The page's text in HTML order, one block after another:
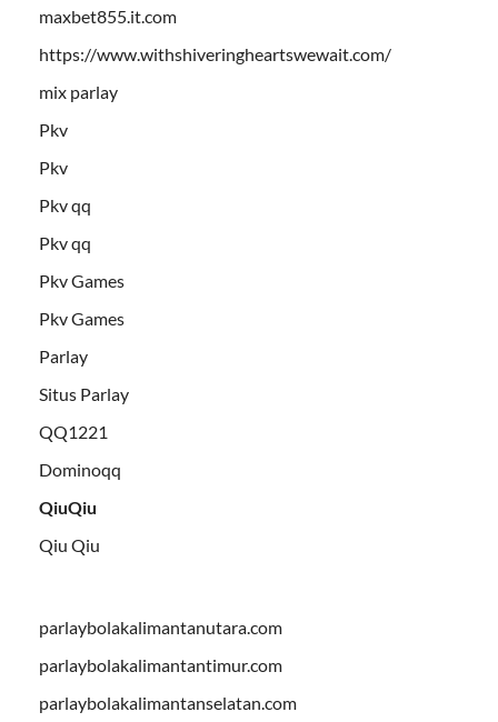
maxbet855.it.com
https://www.withshiveringheartswewait.com/
mix parlay
Pkv
Pkv
Pkv qq
Pkv qq
Pkv Games
Pkv Games
Parlay
Situs Parlay
QQ1221
Dominoqq
QiuQiu
Qiu Qiu
parlaybolakalimantanutara.com
parlaybolakalimantantimur.com
parlaybolakalimantanselatan.com